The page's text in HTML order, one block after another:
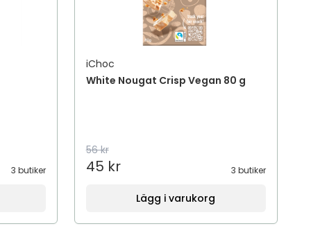
3 butiker
iChoc
White Nougat Crisp Vegan 80 g
56 kr
45 kr 3 butiker
Lägg i varukorg